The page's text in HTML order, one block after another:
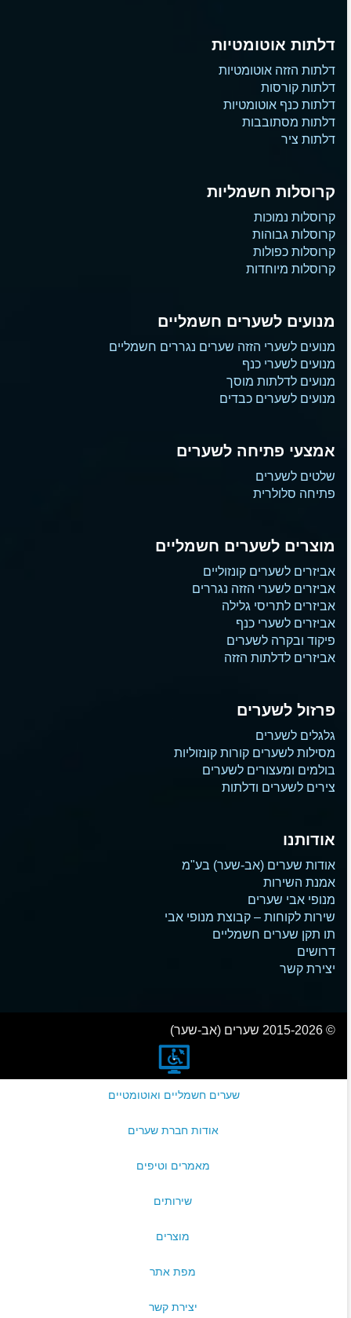
דלתות אוטומטיות
דלתות הזזה אוטומטיות
דלתות קורסות
דלתות כנף אוטומטיות
דלתות מסתובבות
דלתות ציר
קרוסלות חשמליות
קרוסלות נמוכות
קרוסלות גבוהות
קרוסלות כפולות
קרוסלות מיוחדות
מנועים לשערים חשמליים
מנועים לשערי הזזה שערים נגררים חשמליים
מנועים לשערי כנף
מנועים לדלתות מוסך
מנועים לשערים כבדים
אמצעי פתיחה לשערים
שלטים לשערים
פתיחה סלולרית
מוצרים לשערים חשמליים
אביזרים לשערים קונזוליים
אביזרים לשערי הזזה נגררים
אביזרים לתריסי גלילה
אביזרים לשערי כנף
פיקוד ובקרה לשערים
אביזרים לדלתות הזזה
פרזול לשערים
גלגלים לשערים
מסילות לשערים קורות קונזוליות
בולמים ומעצורים לשערים
צירים לשערים ודלתות
אודותנו
אודות שערים (אב-שער) בע"מ
אמנת השירות
מנופי אבי שערים
שירות לקוחות – קבוצת מנופי אבי
תו תקן שערים חשמליים
דרושים
יצירת קשר
© 2015-2026 שערים (אב-שער)
שערים חשמליים ואוטומטיים
אודות חברת שערים
מאמרים וטיפים
שירותים
מוצרים
מפת אתר
יצירת קשר